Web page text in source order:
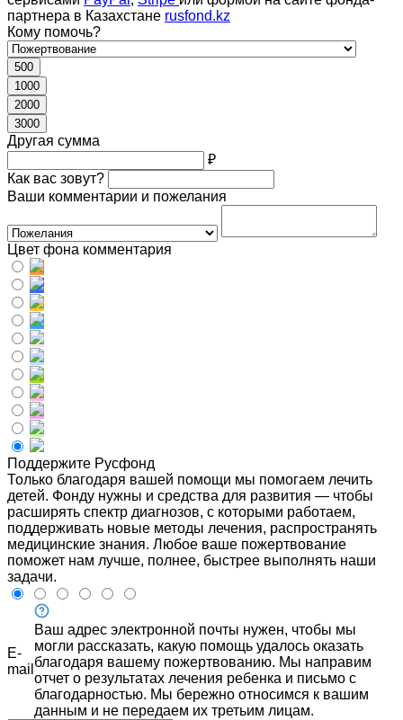
партнера в Казахстане rusfond.kz
Кому помочь?
500
1000
2000
3000
Другая сумма
₽
Как вас зовут?
Ваши комментарии и пожелания
Цвет фона комментария
Поддержите Русфонд
Только благодаря вашей помощи мы помогаем лечить
детей. Фонду нужны и средства для развития — чтобы
расширять спектр диагнозов, с которыми работаем,
поддерживать новые методы лечения, распространять
медицинские знания. Любое ваше пожертвование
поможет нам лучше, полнее, быстрее выполнять наши
задачи.
E-
mail
Ваш адрес электронной почты нужен, чтобы мы
могли рассказать, какую помощь удалось оказать
благодаря вашему пожертвованию. Мы направим
отчет о результатах лечения ребенка и письмо с
благодарностью. Мы бережно относимся к вашим
данным и не передаем их третьим лицам.